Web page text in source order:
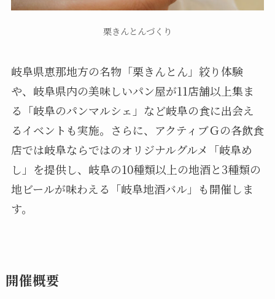
栗きんとんづくり
岐阜県恵那地方の名物「栗きんとん」絞り体験
や、岐阜県内の美味しいパン屋が11店舗以上集ま
る「岐阜のパンマルシェ」など岐阜の食に出会え
るイベントも実施。さらに、アクティブＧの各飲食
店では岐阜ならではのオリジナルグルメ「岐阜め
し」を提供し、岐阜の10種類以上の地酒と3種類の
地ビールが味わえる「岐阜地酒バル」も開催しま
す。
開催概要